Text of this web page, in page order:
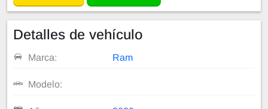
Detalles de vehículo
Marca: Ram
Modelo: